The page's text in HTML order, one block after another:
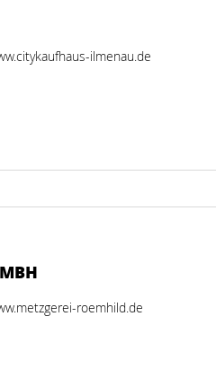
ilmenau.de
roemhild.de